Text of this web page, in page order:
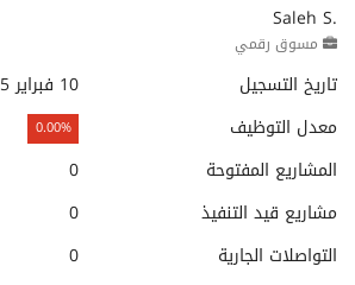
Saleh S.
مسوق رقمي
تاريخ التسجيل
10 فبراير 2025
معدل التوظيف
0.00%
المشاريع المفتوحة
0
مشاريع قيد التنفيذ
0
التواصلات الجارية
0